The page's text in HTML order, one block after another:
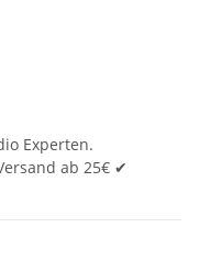
Experten.
ab 25€ ✔